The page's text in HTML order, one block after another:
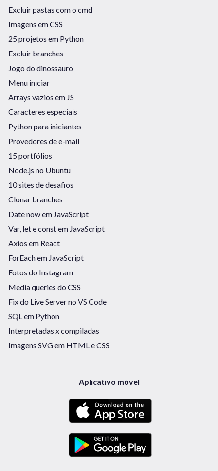
Excluir pastas com o cmd
Imagens em CSS
25 projetos em Python
Excluir branches
Jogo do dinossauro
Menu iniciar
Arrays vazios em JS
Caracteres especiais
Python para iniciantes
Provedores de e-mail
15 portfólios
Node.js no Ubuntu
10 sites de desafios
Clonar branches
Date now em JavaScript
Var, let e const em JavaScript
Axios em React
ForEach em JavaScript
Fotos do Instagram
Media queries do CSS
Fix do Live Server no VS Code
SQL em Python
Interpretadas x compiladas
Imagens SVG em HTML e CSS
Aplicativo móvel